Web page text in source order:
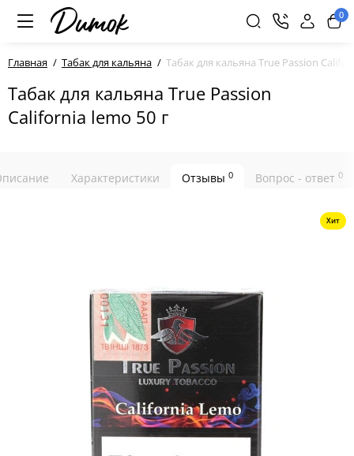
0
Главная Табак для кальяна Табак для кальяна True Passion
Табак для кальяна True Passion
California lemo 50 г
Характеристики Отзывы 0 Вопрос - ответ 0
Хит